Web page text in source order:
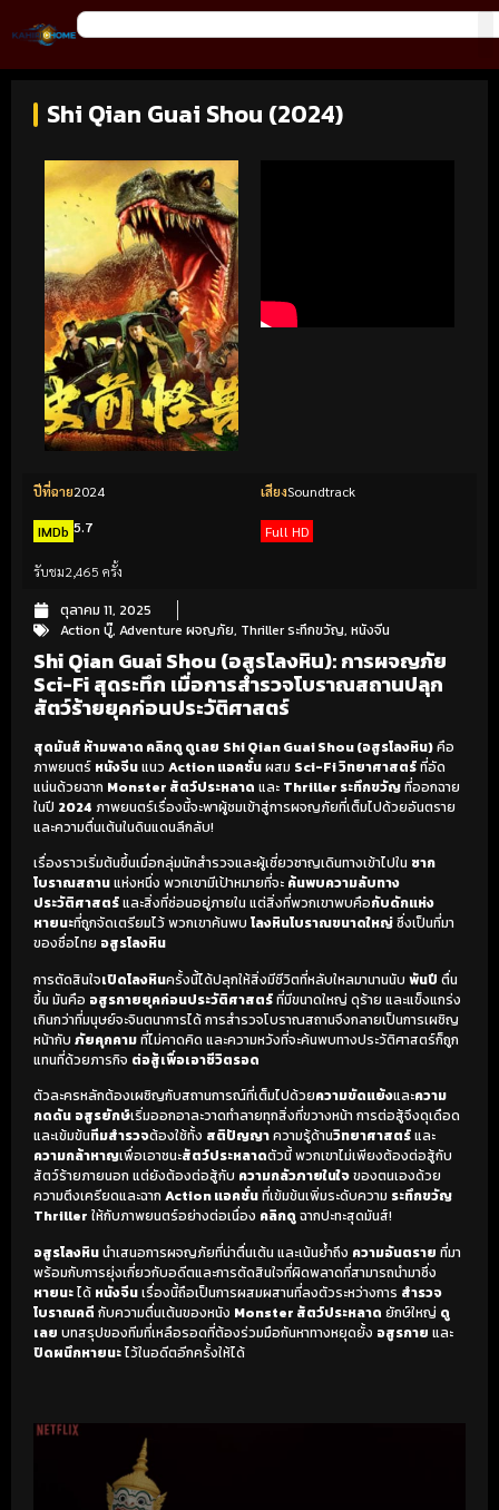
Shi Qian Guai Shou (2024)
ปีที่ฉาย2024 เสียงSoundtrack
IMDb 5.7 Full HD
รับชม2,465 ครั้ง
ตุลาคม 11, 2025
Action บู๊, Adventure ผจญภัย, Thriller ระทึกขวัญ, หนังจีน
Shi Qian Guai Shou (อสูรโลงหิน): การผจญภัย
Sci-Fi สุดระทึก เมื่อการสำรวจโบราณสถานปลุก
สัตว์ร้ายยุคก่อนประวัติศาสตร์
สุดมันส์ ห้ามพลาด คลิกดู ดูเลย Shi Qian Guai Shou (อสูรโลงหิน)คือ
ภาพยนตร์ หนังจีนแนว Action แอคชั่นผสม Sci-Fi วิทยาศาสตร์ที่อัด
แน่นด้วยฉาก Monster สัตว์ประหลาด และ Thriller ระทึกขวัญที่ออกฉาย
ในปี 2024 ภาพยนตร์เรื่องนี้จะพาผู้ชมเข้าสู่การผจญภัยที่เต็มไปด้วยอันตราย
และความตื่นเต้นในดินแดนลึกลับ!
เรื่องราวเริ่มต้นขึ้นเมื่อกลุ่มนักสำรวจและผู้เชี่ยวชาญเดินทางเข้าไปใน ซาก
โบราณสถานแห่งหนึ่ง พวกเขามีเป้าหมายที่จะ ค้นพบความลับทาง
ประวัติศาสตร์และสิ่งที่ซ่อนอยู่ภายใน แต่สิ่งที่พวกเขาพบคือกับดักแห่ง
หายนะที่ถูกจัดเตรียมไว้ พวกเขาค้นพบ โลงหินโบราณขนาดใหญ่ซึ่งเป็นที่มา
ของชื่อไทย อสูรโลงหิน
การตัดสินใจเปิดโลงหินครั้งนี้ได้ปลุกให้สิ่งมีชีวิตที่หลับใหลมานานนับ พันปี ตื่น
ขึ้น มันคือ อสูรกายยุคก่อนประวัติศาสตร์ที่มีขนาดใหญ่ ดุร้าย และแข็งแกร่ง
เกินกว่าที่มนุษย์จะจินตนาการได้ การสำรวจโบราณสถานจึงกลายเป็นการเผชิญ
หน้ากับ ภัยคุกคามที่ไม่คาดคิด และความหวังที่จะค้นพบทางประวัติศาสตร์ก็ถูก
แทนที่ด้วยภารกิจ ต่อสู้เพื่อเอาชีวิตรอด
ตัวละครหลักต้องเผชิญกับสถานการณ์ที่เต็มไปด้วยความขัดแย้งและความ
กดดัน อสูรยักษ์เริ่มออกอาละวาดทำลายทุกสิ่งที่ขวางหน้า การต่อสู้จึงดุเดือด
และเข้มข้นทีมสำรวจต้องใช้ทั้ง สติปัญญาความรู้ด้านวิทยาศาสตร์และ
ความกล้าหาญเพื่อเอาชนะสัตว์ประหลาดตัวนี้ พวกเขาไม่เพียงต้องต่อสู้กับ
สัตว์ร้ายภายนอก แต่ยังต้องต่อสู้กับ ความกลัวภายในใจของตนเองด้วย
ความตึงเครียดและฉาก Action แอคชั่นที่เข้มข้นเพิ่มระดับความ ระทึกขวัญ
Thriller ให้กับภาพยนตร์อย่างต่อเนื่อง คลิกดูฉากปะทะสุดมันส์!
อสูรโลงหินนำเสนอการผจญภัยที่น่าตื่นเต้น และเน้นย้ำถึง ความอันตราย ที่มา
พร้อมกับการยุ่งเกี่ยวกับอดีตและการตัดสินใจที่ผิดพลาดที่สามารถนำมาซึ่ง
หายนะได้ หนังจีนเรื่องนี้ถือเป็นการผสมผสานที่ลงตัวระหว่างการ สำรวจ
โบราณคดี กับความตื่นเต้นของหนัง Monster สัตว์ประหลาด ยักษ์ใหญ่ ดู
เลย บทสรุปของทีมที่เหลือรอดที่ต้องร่วมมือกันหาทางหยุดยั้ง อสูรกาย และ
ปิดผนึกหายนะไว้ในอดีตอีกครั้งให้ได้